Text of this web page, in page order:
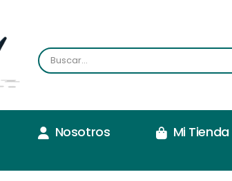
Nosotros Mi Tienda